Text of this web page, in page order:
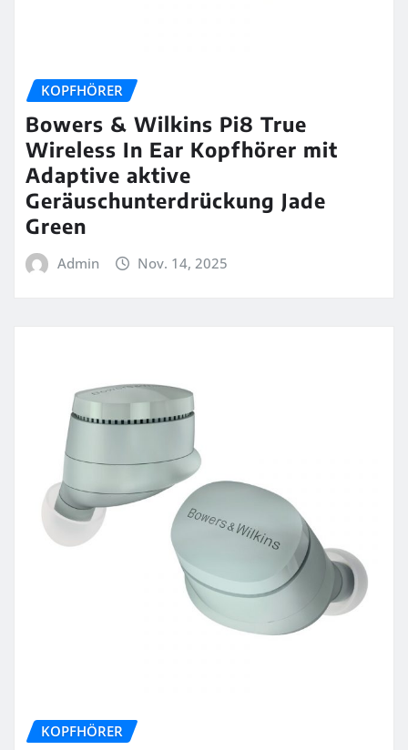
KOPFHÖRER
Bowers & Wilkins Pi8 True
Wireless In Ear Kopfhörer mit
Adaptive aktive
Geräuschunterdrückung Jade
Green
Admin Nov. 14, 2025
KOPFHÖRER